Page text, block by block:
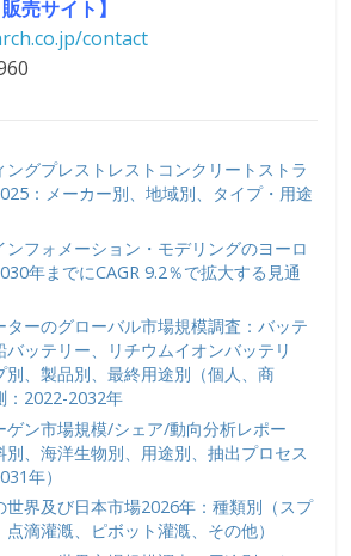
売サイト】
contact
ングプレストレストコンクリートストラ
：メーカー別、地域別、タイプ・用途
ンフォメーション・モデリングのヨーロ
年までにCAGR 9.2％で拡大する見通
ターのグローバル市場規模調査：バッテ
バッテリー、リチウムイオンバッテリ
別、製品別、最終用途別（個人、商
：2022-2032年
ゲン市場規模/シェア/動向分析レポー
別、海洋生物別、用途別、抽出プロセス
年）
世界及び日本市場2026年：種類別（スプ
滴灌漑、ピボット灌漑、その他）